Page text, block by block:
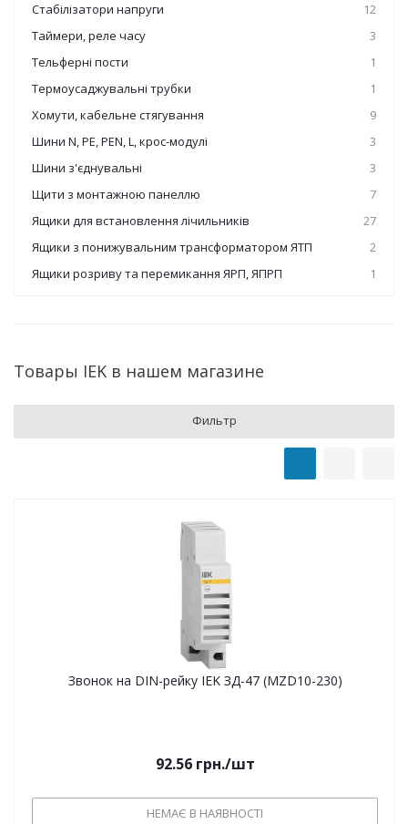
Стабілізатори напруги
12
Таймери, реле часу
3
Тельферні пости
1
Термоусаджувальні трубки
1
Хомути, кабельне стягування
9
Шини N, PE, PEN, L, крос-модулі
3
Шини з'єднувальні
3
Щити з монтажною панеллю
7
Ящики для встановлення лічильників
27
Ящики з понижувальним трансформатором ЯТП
2
Ящики розриву та перемикання ЯРП, ЯПРП
1
Товары IEK в нашем магазине
Фильтр
Звонок на DIN-рейку IEK ЗД-47 (MZD10-230)
92.56грн./шт
НЕМАЄ В НАЯВНОСТІ